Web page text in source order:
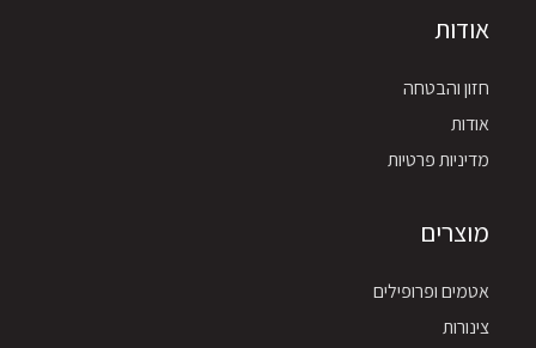
אודות
חזון והבטחה
אודות
מדיניות פרטיות
מוצרים
אטמים ופרופילים
צינורות